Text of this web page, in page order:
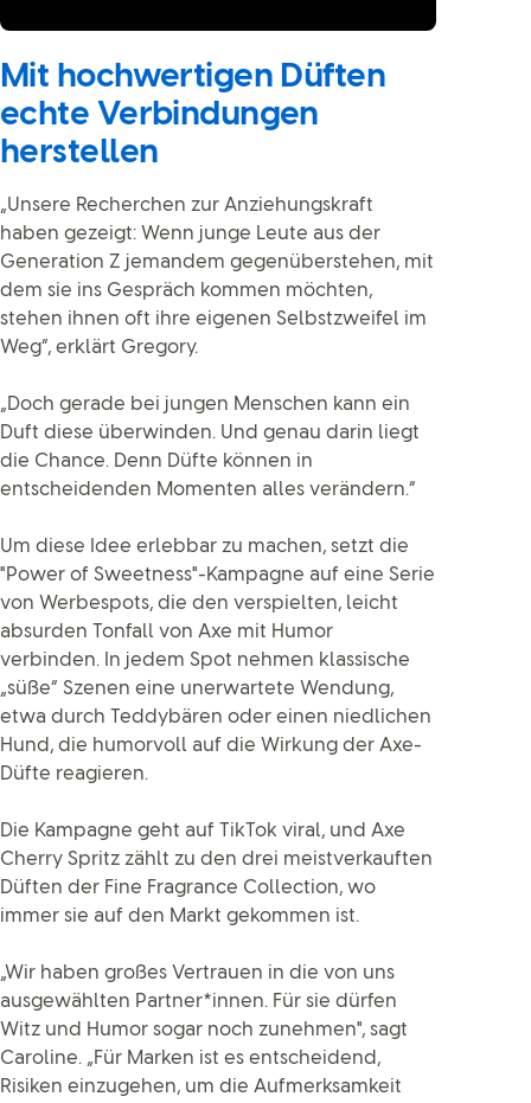
Mit hochwertigen Düften
echte Verbindungen
herstellen
„Unsere Recherchen zur Anziehungskraft
haben gezeigt: Wenn junge Leute aus der
Generation Z jemandem gegenüberstehen, mit
dem sie ins Gespräch kommen möchten,
stehen ihnen oft ihre eigenen Selbstzweifel im
Weg“, erklärt Gregory.
„Doch gerade bei jungen Menschen kann ein
Duft diese überwinden. Und genau darin liegt
die Chance. Denn Düfte können in
entscheidenden Momenten alles verändern.“
Um diese Idee erlebbar zu machen, setzt die
"Power of Sweetness"-Kampagne auf eine Serie
von Werbespots, die den verspielten, leicht
absurden Tonfall von Axe mit Humor
verbinden. In jedem Spot nehmen klassische
„süße“ Szenen eine unerwartete Wendung,
etwa durch Teddybären oder einen niedlichen
Hund, die humorvoll auf die Wirkung der Axe-
Düfte reagieren.
Die Kampagne geht auf TikTok viral, und Axe
Cherry Spritz zählt zu den drei meistverkauften
Düften der Fine Fragrance Collection, wo
immer sie auf den Markt gekommen ist.
„Wir haben großes Vertrauen in die von uns
ausgewählten Partner*innen. Für sie dürfen
Witz und Humor sogar noch zunehmen", sagt
Caroline. „Für Marken ist es entscheidend,
Risiken einzugehen, um die Aufmerksamkeit